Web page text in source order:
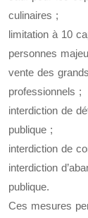
culinaires ;
limitation à 10
personnes
vente des
professionnels ;
interdiction de
publique ;
interdiction de
interdiction
publique.
Ces mesures